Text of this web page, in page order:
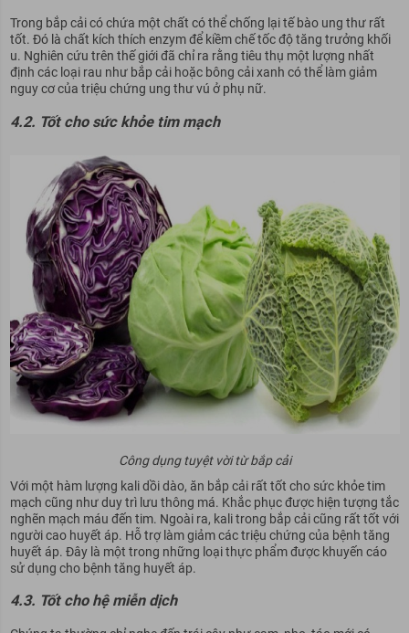
Trong bắp cải có chứa một chất có thể chống lại tế bào ung thư rất
tốt. Đó là chất kích thích enzym để kiềm chế tốc độ tăng trưởng khối
u. Nghiên cứu trên thế giới đã chỉ ra rằng tiêu thụ một lượng nhất
định các loại rau như bắp cải hoặc bông cải xanh có thể làm giảm
nguy cơ của triệu chứng ung thư vú ở phụ nữ.
4.2. Tốt cho sức khỏe tim mạch
Công dụng tuyệt vời từ bắp cải
Với một hàm lượng kali dồi dào, ăn bắp cải rất tốt cho sức khỏe tim
mạch cũng như duy trì lưu thông má. Khắc phục được hiện tượng tắc
nghẽn mạch máu đến tim. Ngoài ra, kali trong bắp cải cũng rất tốt với
người cao huyết áp. Hỗ trợ làm giảm các triệu chứng của bệnh tăng
huyết áp. Đây là một trong những loại thực phẩm được khuyến cáo
sử dụng cho bệnh tăng huyết áp.
4.3. Tốt cho hệ miễn dịch